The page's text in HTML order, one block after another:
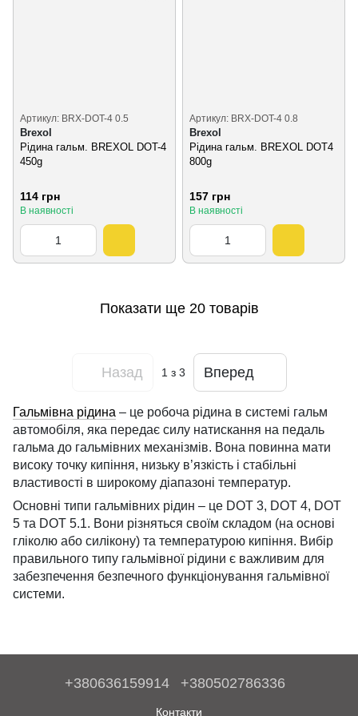
Артикул: BRX-DOT-4 0.5
Brexol
Рідина гальм. BREXOL DOT-4
450g
114 грн
В наявності
Артикул: BRX-DOT-4 0.8
Brexol
Рідина гальм. BREXOL DOT4
800g
157 грн
В наявності
Показати ще 20 товарів
Назад 1 з 3 Вперед
Гальмівна рідина – це робоча рідина в системі гальм
автомобіля, яка передає силу натискання на педаль
гальма до гальмівних механізмів. Вона повинна мати
високу точку кипіння, низьку в’язкість і стабільні
властивості в широкому діапазоні температур.
Основні типи гальмівних рідин – це DOT 3, DOT 4, DOT
5 та DOT 5.1. Вони різняться своїм складом (на основі
гліколю або силікону) та температурою кипіння. Вибір
правильного типу гальмівної рідини є важливим для
забезпечення безпечного функціонування гальмівної
системи.
+380636159914 +380502786336
Контакти